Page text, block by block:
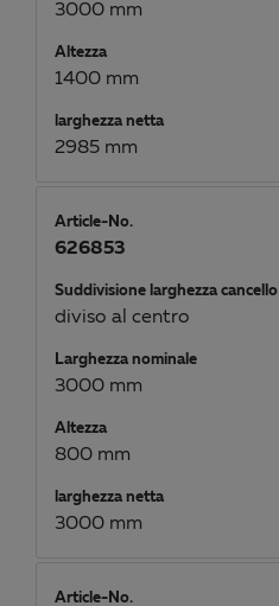
3000 mm
Altezza
1400 mm
larghezza netta
2985 mm
Article-No.
626853
Suddivisione larghezza cancello
diviso al centro
Larghezza nominale
3000 mm
Altezza
800 mm
larghezza netta
3000 mm
Article-No.